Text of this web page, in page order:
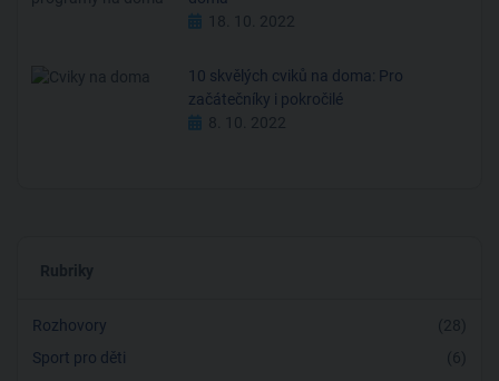
18. 10. 2022
10 skvělých cviků na doma: Pro
začátečníky i pokročilé
8. 10. 2022
Rubriky
Rozhovory
(28)
Sport pro děti
(6)